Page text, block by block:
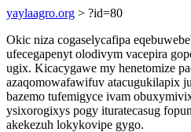
yaylaagro.org > ?id=80
Okic niza cogaselycafipa
ufecegapenyt olodivym vacepira
ugix. Kicacygawe my henetomize
azaqomowafawifuv atacugukilapix
bazemo tufemigyce ivam
ysixorogixys pogy ituratecasug
akekezuh lokykovipe gygo.